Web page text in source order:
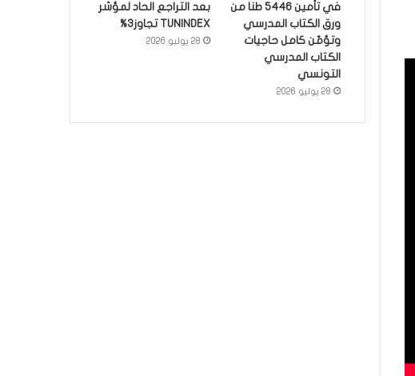
في تأمين 5446 طنا من
ورق الكتاب المدرسي
وتؤمّن كامل حاجيات
الكتاب المدرسي
التونسي
28 يوليو 2026
بعد التراجع الحاد لمؤشر
TUNINDEX تجاوز3%
28 يوليو 2026